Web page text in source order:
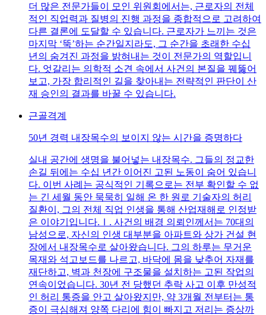
더 많은 전문가들이 모인 위원회에서는, 근로자의 전체
적인 직업력과 질병의 진행 과정을 종합적으로 고려하여
다른 결론에 도달할 수 있습니다. 근로자가 느끼는 것은
마지막 ‘뚝’하는 순간일지라도, 그 순간을 초래한 수십
년의 숨겨진 과정을 밝혀내는 것이 전문가의 역할입니
다. 엇갈리는 의학적 소견 속에서 사건의 본질을 꿰뚫어
보고, 가장 합리적인 길을 찾아내는 전략적인 판단이 산
재 승인의 결과를 바꿀 수 있습니다.
근골격계
50년 경력 내장목수의 보이지 않는 시간을 증명하다
실내 공간에 생명을 불어넣는 내장목수. 그들의 정교한
손길 뒤에는 수십 년간 이어진 고된 노동이 숨어 있습니
다. 이번 사례는 공식적인 기록으로는 전부 확인할 수 없
는 긴 세월 동안 묵묵히 일해 온 한 원로 기술자의 허리
질환이, 그의 전체 직업 인생을 통해 산업재해로 인정받
은 이야기입니다.Ⅰ. 사건의 배경 의뢰인께서는 70대의
남성으로, 자신의 인생 대부분을 아파트와 상가 건설 현
장에서 내장목수로 살아왔습니다. 그의 하루는 무거운
목재와 석고보드를 나르고, 바닥에 몸을 낮추어 자재를
재단하고, 벽과 천장에 구조물을 설치하는 고된 작업의
연속이었습니다. 30년 전 당했던 추락 사고 이후 만성적
인 허리 통증을 안고 살아왔지만, 약 3개월 전부터는 통
증이 극심해져 양쪽 다리에 힘이 빠지고 저리는 증상까